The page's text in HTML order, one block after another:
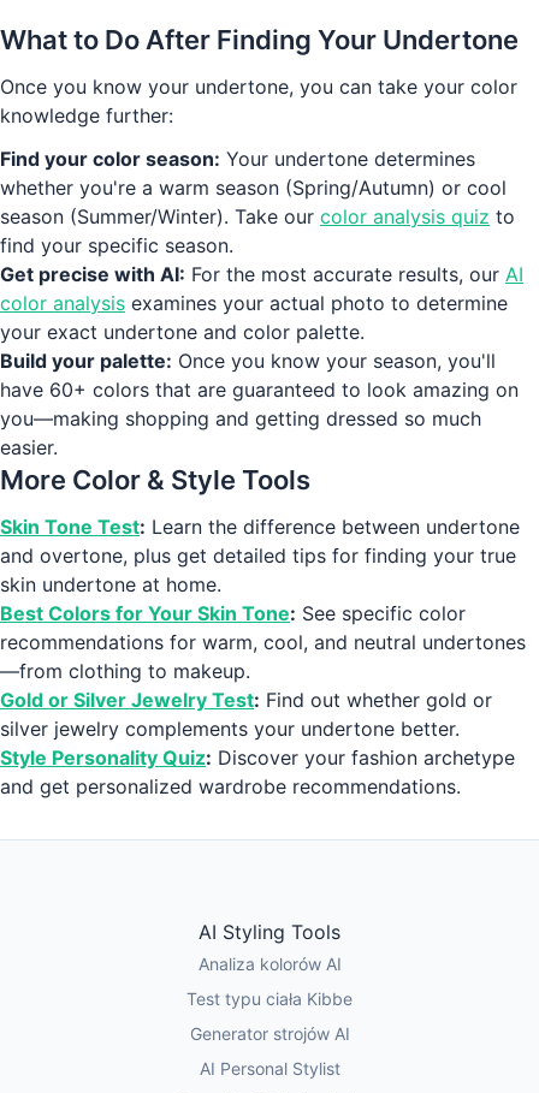
What to Do After Finding Your Undertone
Once you know your undertone, you can take your color
knowledge further:
Find your color season: Your undertone determines
whether you're a warm season (Spring/Autumn) or cool
season (Summer/Winter). Take our color analysis quiz to
find your specific season.
Get precise with AI: For the most accurate results, our AI
color analysis examines your actual photo to determine
your exact undertone and color palette.
Build your palette: Once you know your season, you'll
have 60+ colors that are guaranteed to look amazing on
you—making shopping and getting dressed so much
easier.
More Color & Style Tools
Skin Tone Test: Learn the difference between undertone
and overtone, plus get detailed tips for finding your true
skin undertone at home.
Best Colors for Your Skin Tone: See specific color
recommendations for warm, cool, and neutral undertones
—from clothing to makeup.
Gold or Silver Jewelry Test: Find out whether gold or
silver jewelry complements your undertone better.
Style Personality Quiz: Discover your fashion archetype
and get personalized wardrobe recommendations.
AI Styling Tools
Analiza kolorów AI
Test typu ciała Kibbe
Generator strojów AI
AI Personal Stylist